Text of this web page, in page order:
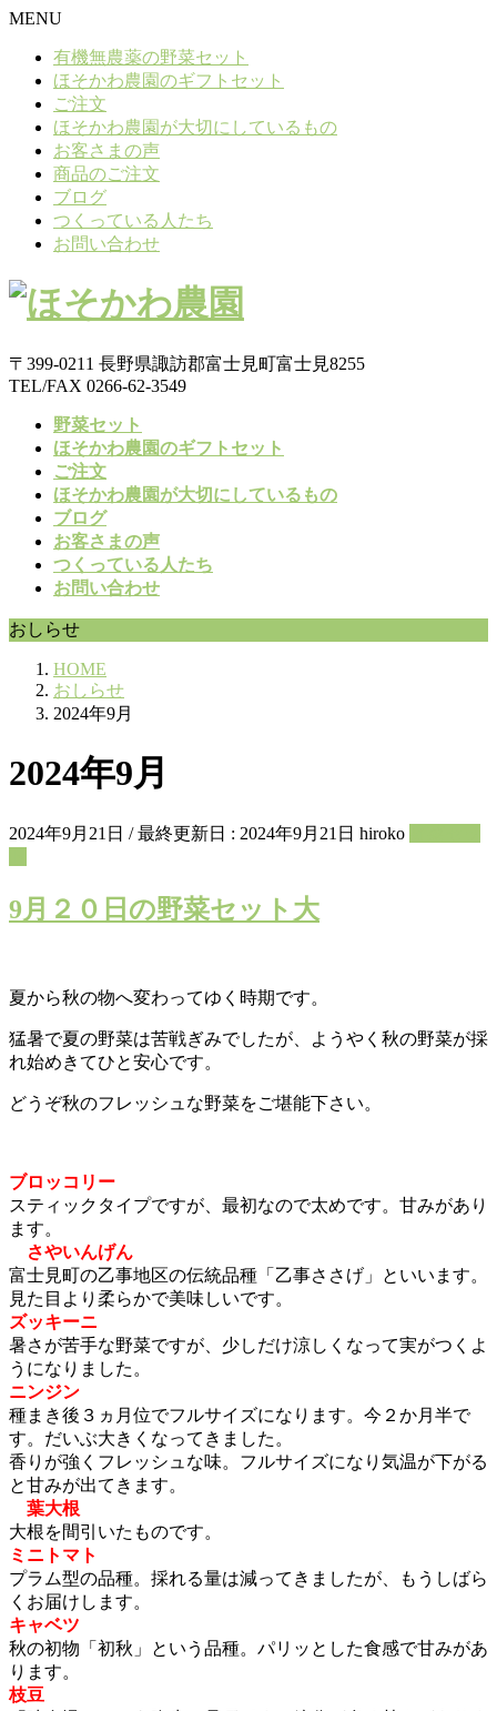
MENU
有機無農薬の野菜セット
ほそかわ農園のギフトセット
ご注文
ほそかわ農園が大切にしているもの
お客さまの声
商品のご注文
ブログ
つくっている人たち
お問い合わせ
〒399-0211 長野県諏訪郡富士見町富士見8255
TEL/FAX 0266-62-3549
野菜セット
ほそかわ農園のギフトセット
ご注文
ほそかわ農園が大切にしているもの
ブログ
お客さまの声
つくっている人たち
お問い合わせ
おしらせ
HOME
おしらせ
2024年9月
2024年9月
2024年9月21日 / 最終更新日 : 2024年9月21日 hiroko
9月２０日の野菜セット大
夏から秋の物へ変わってゆく時期です。
猛暑で夏の野菜は苦戦ぎみでしたが、ようやく秋の野菜が採
れ始めきてひと安心です。
どうぞ秋のフレッシュな野菜をご堪能下さい。
ブロッコリー
スティックタイプですが、最初なので太めです。甘みがあり
ます。
さやいんげん
富士見町の乙事地区の伝統品種「乙事ささげ」といいます。
見た目より柔らかで美味しいです。
ズッキーニ
暑さが苦手な野菜ですが、少しだけ涼しくなって実がつくよ
うになりました。
ニンジン
種まき後３ヵ月位でフルサイズになります。今２か月半で
す。だいぶ大きくなってきました。
香りが強くフレッシュな味。フルサイズになり気温が下がる
と甘みが出てきます。
葉大根
大根を間引いたものです。
ミニトマト
プラム型の品種。採れる量は減ってきましたが、もうしばら
くお届けします。
キャベツ
秋の初物「初秋」という品種。パリッとした食感で甘みがあ
ります。
枝豆